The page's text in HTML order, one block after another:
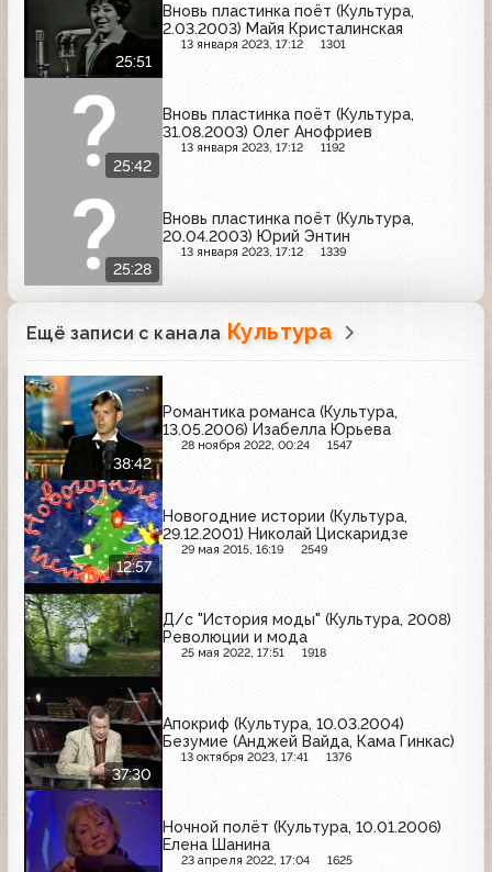
25:51
Вновь пластинка поёт (Культура,
2.03.2003) Майя Кристалинская
13 января 2023, 17:12 1301
25:42
Вновь пластинка поёт (Культура,
31.08.2003) Олег Анофриев
13 января 2023, 17:12 1192
25:28
Вновь пластинка поёт (Культура,
20.04.2003) Юрий Энтин
13 января 2023, 17:12 1339
Ещё записи с канала Культура
38:42
Романтика романса (Культура,
13.05.2006) Изабелла Юрьева
28 ноября 2022, 00:24 1547
12:57
Новогодние истории (Культура,
29.12.2001) Николай Цискаридзе
29 мая 2015, 16:19 2549
Д/с "История моды" (Культура, 2008)
Революции и мода
25 мая 2022, 17:51 1918
37:30
Апокриф (Культура, 10.03.2004)
Безумие (Анджей Вайда, Кама Гинкас)
13 октября 2023, 17:41 1376
Ночной полёт (Культура, 10.01.2006)
Елена Шанина
23 апреля 2022, 17:04 1625